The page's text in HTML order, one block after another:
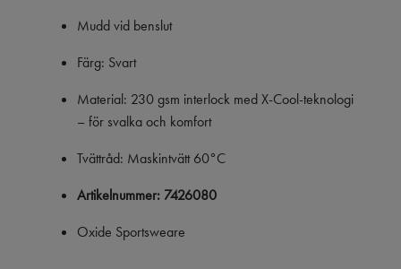
Mudd vid benslut
Färg: Svart
Material: 230 gsm interlock med X-Cool-teknologi
– för svalka och komfort
Tvättråd: Maskintvätt 60°C
Artikelnummer: 7426080
Oxide Sportsweare